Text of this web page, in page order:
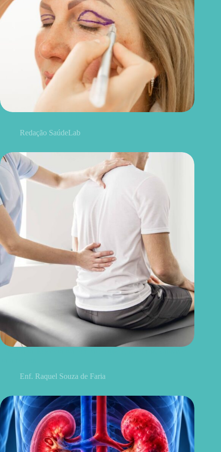
Redação SaúdeLab
Enf. Raquel Souza de Faria